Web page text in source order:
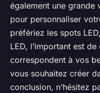
également une grande
pour personnaliser
préfériez les spots
LED, l’important est
correspondent à vos
vous souhaitez créer
conclusion, n’hésitez